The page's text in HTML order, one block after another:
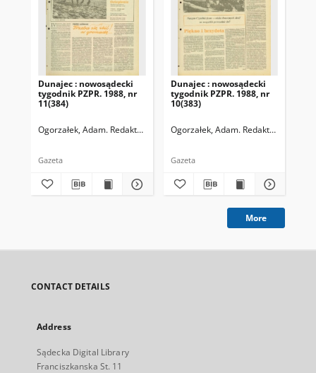
Dunajec : nowosądecki
tygodnik PZPR. 1988, nr
11(384)
Ogorzałek, Adam. Redaktor naczelny
Gazeta
Dunajec : nowosądecki
tygodnik PZPR. 1988, nr
10(383)
Ogorzałek, Adam. Redaktor naczelny
Gazeta
More
CONTACT DETAILS
Address
Sądecka Digital Library
Franciszkanska St. 11